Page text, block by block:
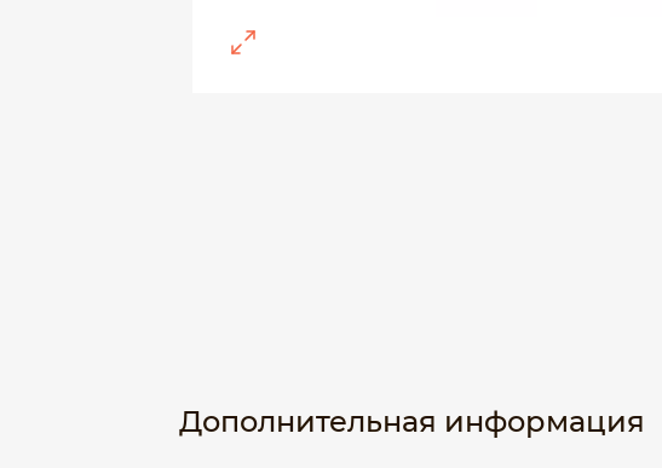
Дополнительная информация